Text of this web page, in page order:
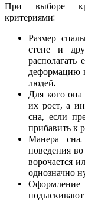
При выборе
критериями:
Размер
стене и
располагать
деформацию
людей.
Для кого она
их рост, а
сна, если
прибавить к
Манера
поведения
ворочается
однозначно
подыскивают